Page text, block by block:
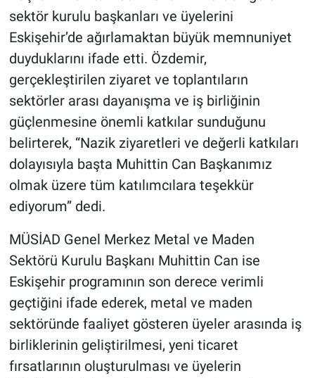
sektör kurulu başkanları ve üyelerini
Eskişehir’de ağırlamaktan büyük memnuniyet
duyduklarını ifade etti. Özdemir,
gerçekleştirilen ziyaret ve toplantıların
sektörler arası dayanışma ve iş birliğinin
güçlenmesine önemli katkılar sunduğunu
belirterek, “Nazik ziyaretleri ve değerli katkıları
dolayısıyla başta Muhittin Can Başkanımız
olmak üzere tüm katılımcılara teşekkür
ediyorum” dedi.
MÜSİAD Genel Merkez Metal ve Maden
Sektörü Kurulu Başkanı Muhittin Can ise
Eskişehir programının son derece verimli
geçtiğini ifade ederek, metal ve maden
sektöründe faaliyet gösteren üyeler arasında iş
birliklerinin geliştirilmesi, yeni ticaret
fırsatlarının oluşturulması ve üyelerin